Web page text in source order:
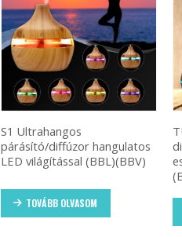
S1 Ultrahangos
párásító/diffúzor hangulatos
LED világítással (BBL)(BBV)
TOVÁBB OLVASOM